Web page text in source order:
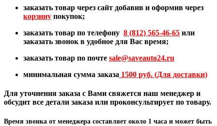
заказать товар через сайт добавив и оформив через
корзину покупок;
заказать товар по телефону 8 (812) 565-46-65 или
заказать звонок в удобное для Вас время;
заказать товар по почте sale@saveauto24.ru
минимальная сумма заказа 1500 руб. (Для доставки)
Для уточнения заказа с Вами свяжется наш менеджер и
обсудит все детали заказа или проконсультирует по товару.
Время звонка от менеджера составляет около 1 часа и может быть